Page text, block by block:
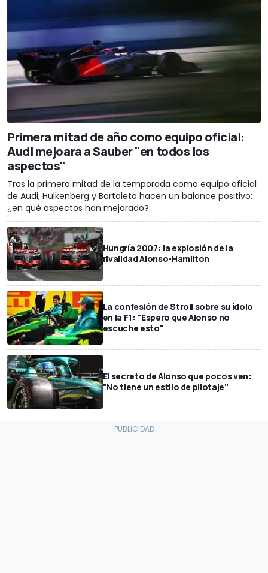
Primera mitad de año como equipo oficial:
Audi mejoara a Sauber "en todos los
aspectos"
Tras la primera mitad de la temporada como equipo oficial
de Audi, Hulkenberg y Bortoleto hacen un balance positivo:
¿en qué aspectos han mejorado?
Hungría 2007: la explosión de la
rivalidad Alonso-Hamilton
La confesión de Stroll sobre su ídolo
en la F1: "Espero que Alonso no
escuche esto"
El secreto de Alonso que pocos ven:
"No tiene un estilo de pilotaje"